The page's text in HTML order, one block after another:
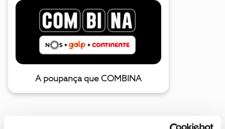
A poupança que COMBINA